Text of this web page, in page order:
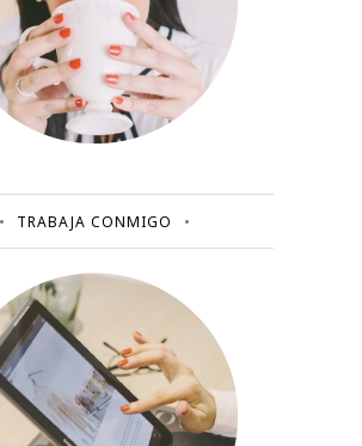
TRABAJA CONMIGO